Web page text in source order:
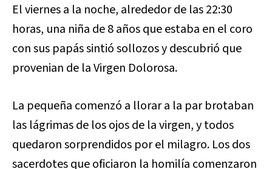
El viernes a la noche, alrededor de las 22:30
horas, una niña de 8 años que estaba en el coro
con sus papás sintió sollozos y descubrió que
provenian de la Virgen Dolorosa.
La pequeña comenzó a llorar a la par brotaban
las lágrimas de los ojos de la virgen, y todos
quedaron sorprendidos por el milagro. Los dos
sacerdotes que oficiaron la homilía comenzaron